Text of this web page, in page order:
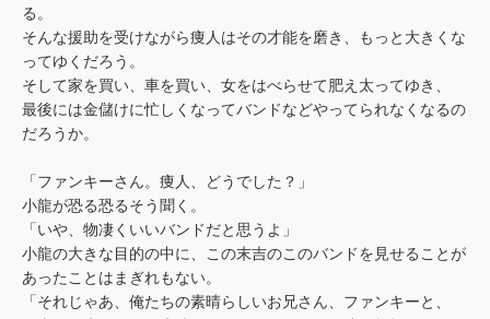
る。
そんな援助を受けながら痩人はその才能を磨き、もっと大きくな
ってゆくだろう。
そして家を買い、車を買い、女をはべらせて肥え太ってゆき、
最後には金儲けに忙しくなってバンドなどやってられなくなるの
だろうか。
「ファンキーさん。痩人、どうでした？」
小龍が恐る恐るそう聞く。
「いや、物凄くいいバンドだと思うよ」
小龍の大きな目的の中に、この末吉のこのバンドを見せることが
あったことはまぎれもない。
「それじゃあ、俺たちの素晴らしいお兄さん、ファンキーと、